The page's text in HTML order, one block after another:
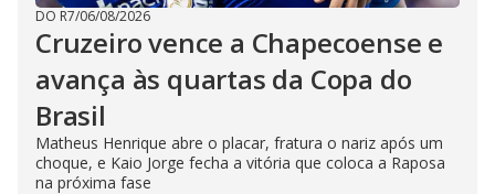
DO R7/06/08/2026
Cruzeiro vence a Chapecoense e
avança às quartas da Copa do
Brasil
Matheus Henrique abre o placar, fratura o nariz após um
choque, e Kaio Jorge fecha a vitória que coloca a Raposa
na próxima fase